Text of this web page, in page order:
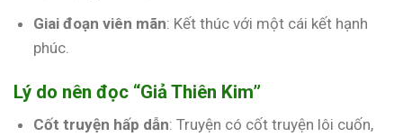
Giai đoạn viên mãn: Kết thúc với một cái kết hạnh
phúc.
Lý do nên đọc “Giả Thiên Kim”
Cốt truyện hấp dẫn: Truyện có cốt truyện lôi cuốn,